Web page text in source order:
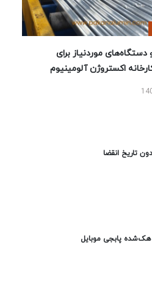
موردنیاز برای
اکستروژن آلومینیوم
تاریخ انقضا
هک‌شده پابجی موبایل